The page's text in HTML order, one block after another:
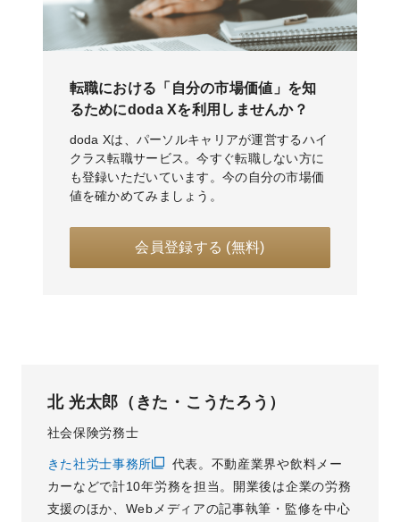
転職における「自分の市場価値」を知
るためにdoda Xを利用しませんか？
doda Xは、パーソルキャリアが運営するハイ
クラス転職サービス。今すぐ転職しない方に
も登録いただいています。今の自分の市場価
値を確かめてみましょう。
会員登録する (無料)
北 光太郎（きた・こうたろう）
社会保険労務士
きた社労士事務所
代表。不動産業界や飲料メー
カーなどで計10年労務を担当。開業後は企業の労務
支援のほか、Webメディアの記事執筆・監修を中心